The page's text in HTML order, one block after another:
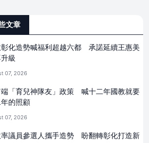
文章
化造勢喊福利超越六都 承諾延續王惠美
級
07, 2026
「育兒神隊友」政策 喊十二年國教就要
的照顧
07, 2026
議員參選人攜手造勢 盼翻轉彰化打造新